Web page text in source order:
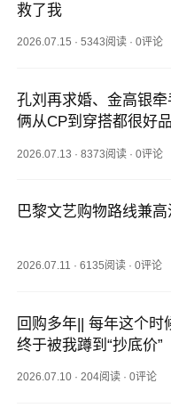
救了我
2026.07.15 ·5343阅读 ·0评论
孔刘再求婚、金高银
俩从CP到穿搭都很好品
2026.07.13 ·8373阅读 ·0评论
巴黎文艺购物路线兼
2026.07.11 ·6135阅读 ·0评论
回购多年|| 每年这个时
终于被我蹲到“抄底价”
2026.07.10 ·204阅读 ·0评论